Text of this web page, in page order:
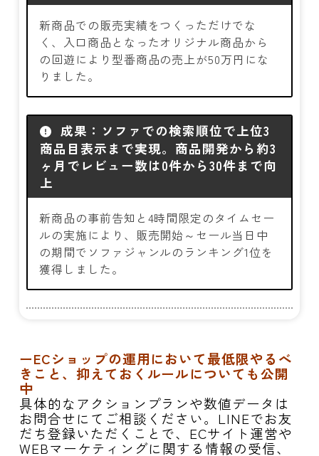
新商品での販売実績をつくっただけでな
く、入口商品となったオリジナル商品から
の回遊により型番商品の売上が50万円にな
りました。
成果：ソファでの検索順位で上位3
商品目表示まで実現。商品開発から約3
ヶ月でレビュー数は0件から30件まで向
上
新商品の事前告知と4時間限定のタイムセー
ルの実施により、販売開始～セール当日中
の期間でソファジャンルのランキング1位を
獲得しました。
ーECショップの運用において最低限やるべ
きこと、抑えておくルールについても公開
中
具体的なアクションプランや数値データは
お問合せにてご相談ください。LINEでお友
だち登録いただくことで、ECサイト運営や
WEBマーケティングに関する情報の受信、